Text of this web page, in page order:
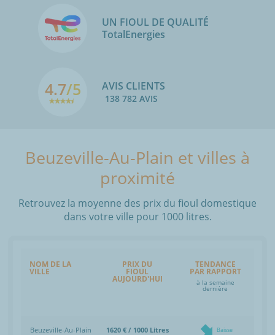
UN FIOUL DE QUALITÉ
TotalEnergies
4.7/5 AVIS CLIENTS
138 782 AVIS
Beuzeville-Au-Plain et villes à
proximité
Retrouvez la moyenne des prix du fioul domestique
dans votre ville pour 1000 litres.
NOM DE LA
VILLE
PRIX DU
FIOUL
AUJOURD'HUI
TENDANCE
PAR RAPPORT
à la semaine
dernière
Beuzeville-Au-Plain 1620 € / 1000 Litres Baisse